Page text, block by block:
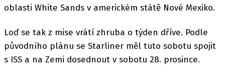
oblasti White Sands v americkém státě Nové Mexiko.
Loď se tak z mise vrátí zhruba o týden dříve. Podle
původního plánu se Starliner měl tuto sobotu spojit
s ISS a na Zemi dosednout v sobotu 28. prosince.